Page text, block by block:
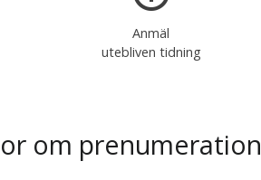
Anmäl
utebliven tidning
om prenumeration